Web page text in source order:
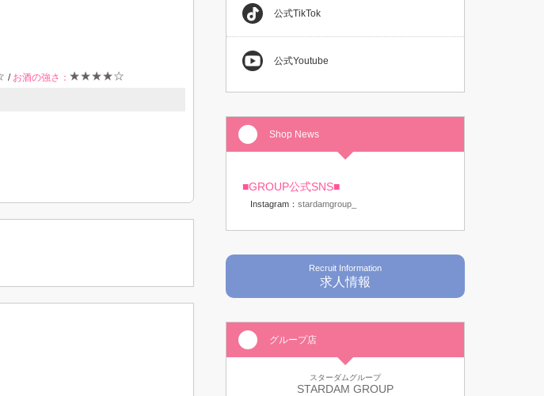
/ お酒の強さ：
公式TikTok
公式Youtube
Shop News
■GROUP公式SNS■
Instagram： stardamgroup_
Recruit Information
求人情報
グループ店
スターダムグループ
STARDAM GROUP